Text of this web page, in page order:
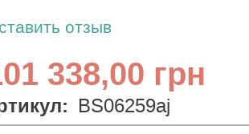
отзыв
338,00 грн
BS06259aj